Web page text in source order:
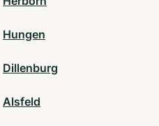
Hungen
Dillenburg
Alsfeld